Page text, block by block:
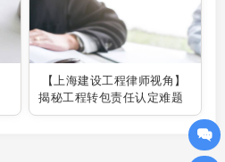
【上海建设工程律师视角】
揭秘工程转包责任认定难题